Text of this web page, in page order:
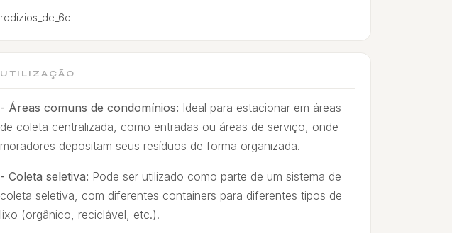
rodizios_de_6c
UTILIZAÇÃO
- Áreas comuns de condomínios: Ideal para estacionar em áreas
de coleta centralizada, como entradas ou áreas de serviço, onde
moradores depositam seus resíduos de forma organizada.
- Coleta seletiva: Pode ser utilizado como parte de um sistema de
coleta seletiva, com diferentes containers para diferentes tipos de
lixo (orgânico, reciclável, etc.).